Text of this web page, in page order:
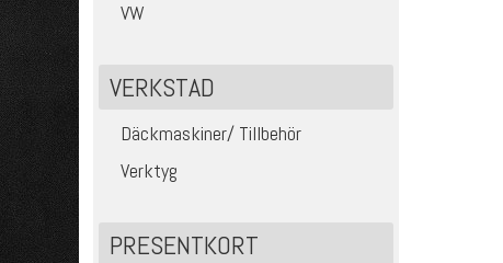
VW
VERKSTAD
Däckmaskiner/ Tillbehör
Verktyg
PRESENTKORT